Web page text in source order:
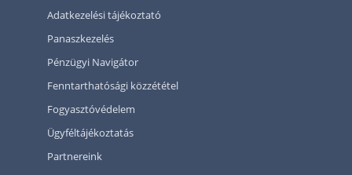
Adatkezelési tájékoztató
Panaszkezelés
Pénzügyi Navigátor
Fenntarthatósági közzététel
Fogyasztóvédelem
Ügyféltájékoztatás
Partnereink